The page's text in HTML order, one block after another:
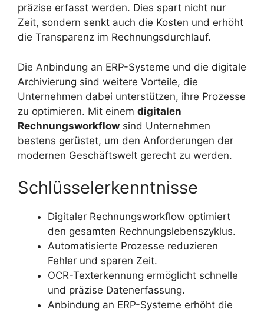
präzise erfasst werden. Dies spart nicht nur
Zeit, sondern senkt auch die Kosten und erhöht
die Transparenz im Rechnungsdurchlauf.
Die Anbindung an ERP-Systeme und die digitale
Archivierung sind weitere Vorteile, die
Unternehmen dabei unterstützen, ihre Prozesse
zu optimieren. Mit einem digitalen
Rechnungsworkflow sind Unternehmen
bestens gerüstet, um den Anforderungen der
modernen Geschäftswelt gerecht zu werden.
Schlüsselerkenntnisse
Digitaler Rechnungsworkflow optimiert
den gesamten Rechnungslebenszyklus.
Automatisierte Prozesse reduzieren
Fehler und sparen Zeit.
OCR-Texterkennung ermöglicht schnelle
und präzise Datenerfassung.
Anbindung an ERP-Systeme erhöht die